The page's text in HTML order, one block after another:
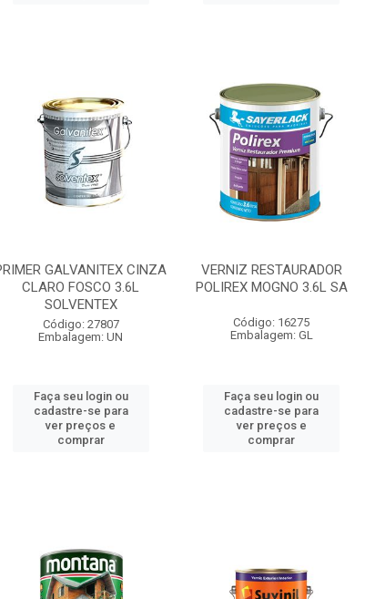
GALVANITEX CINZA
CLARO FOSCO 3.6L
SOLVENTEX
Código: 27807
Embalagem: UN
Faça seu login ou
cadastre-se para
ver preços e
comprar
VERNIZ RESTAURADOR
POLIREX MOGNO 3.6L SA
Código: 16275
Embalagem: GL
Faça seu login ou
cadastre-se para
ver preços e
comprar